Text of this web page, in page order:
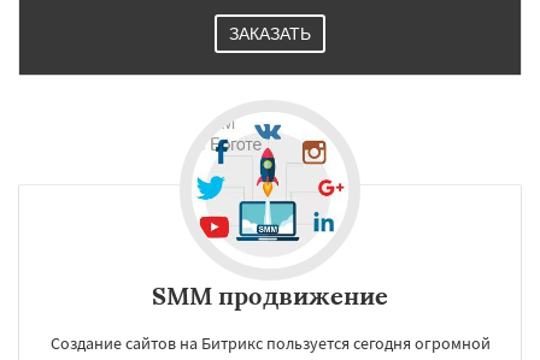
ЗАКАЗАТЬ
SMM продвижение
Создание сайтов на Битрикс пользуется сегодня огромной